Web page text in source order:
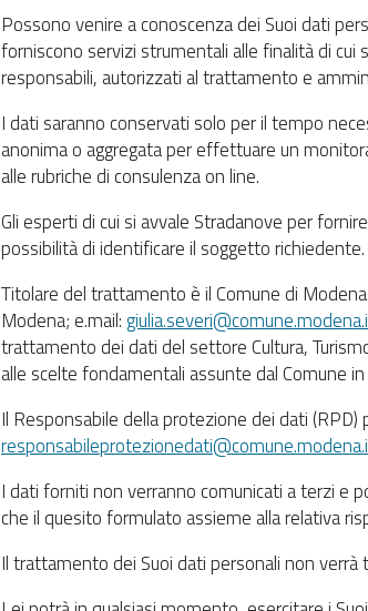
Possono venire a conoscenza dei Suoi dati
forniscono servizi strumentali alle finalità di cui
responsabili, autorizzati al trattamento e
I dati saranno conservati solo per il tempo
anonima o aggregata per effettuare un
alle rubriche di consulenza on line.
Gli esperti di cui si avvale Stradanove per
possibilità di identificare il soggetto richiedente.
Titolare del trattamento è il Comune di
Modena; e.mail:
trattamento dei dati del settore Cultura,
alle scelte fondamentali assunte dal Comune
Il Responsabile della protezione dei dati
I dati forniti non verranno comunicati a terzi e
che il quesito formulato assieme alla relativa
Il trattamento dei Suoi dati personali non